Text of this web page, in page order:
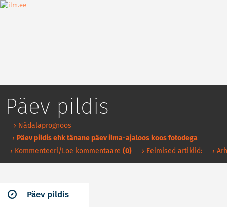
Päev pildis
› Nädalaprognoos
› Päev pildis ehk tänane päev ilma-ajaloos koos fotodega
› Kommenteeri/Loe kommentaare (0) › Eelmised artiklid: ›
Päev pildis